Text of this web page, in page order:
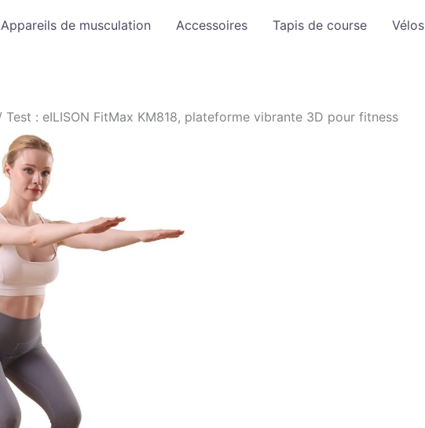
Appareils de musculation Accessoires Tapis de course Vélos
Test : eILISON FitMax KM818, plateforme vibrante 3D pour fitness